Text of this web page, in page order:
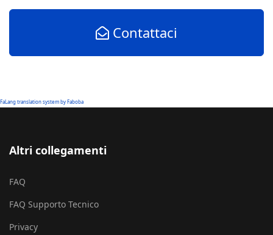
Contattaci
FaLang translation system by Faboba
Altri collegamenti
FAQ
FAQ Supporto Tecnico
Privacy